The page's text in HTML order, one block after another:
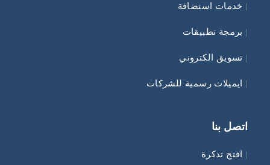
| خدمات استضافة
| برمجة تطبيقات
| تسويق الكتروني
| ايميلات رسمية للشركات
اتصل بنا
| افتح تذكرة